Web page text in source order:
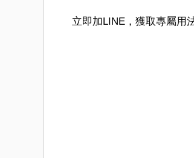
立即加LINE，獲取專屬用